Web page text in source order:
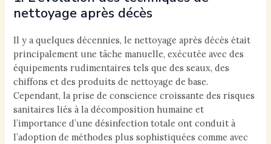
nettoyage après décès
Il y a quelques décennies, le nettoyage après décès était
principalement une tâche manuelle, exécutée avec des
équipements rudimentaires tels que des seaux, des
chiffons et des produits de nettoyage de base.
Cependant, la prise de conscience croissante des risques
sanitaires liés à la décomposition humaine et
l’importance d’une désinfection totale ont conduit à
l’adoption de méthodes plus sophistiquées comme avec